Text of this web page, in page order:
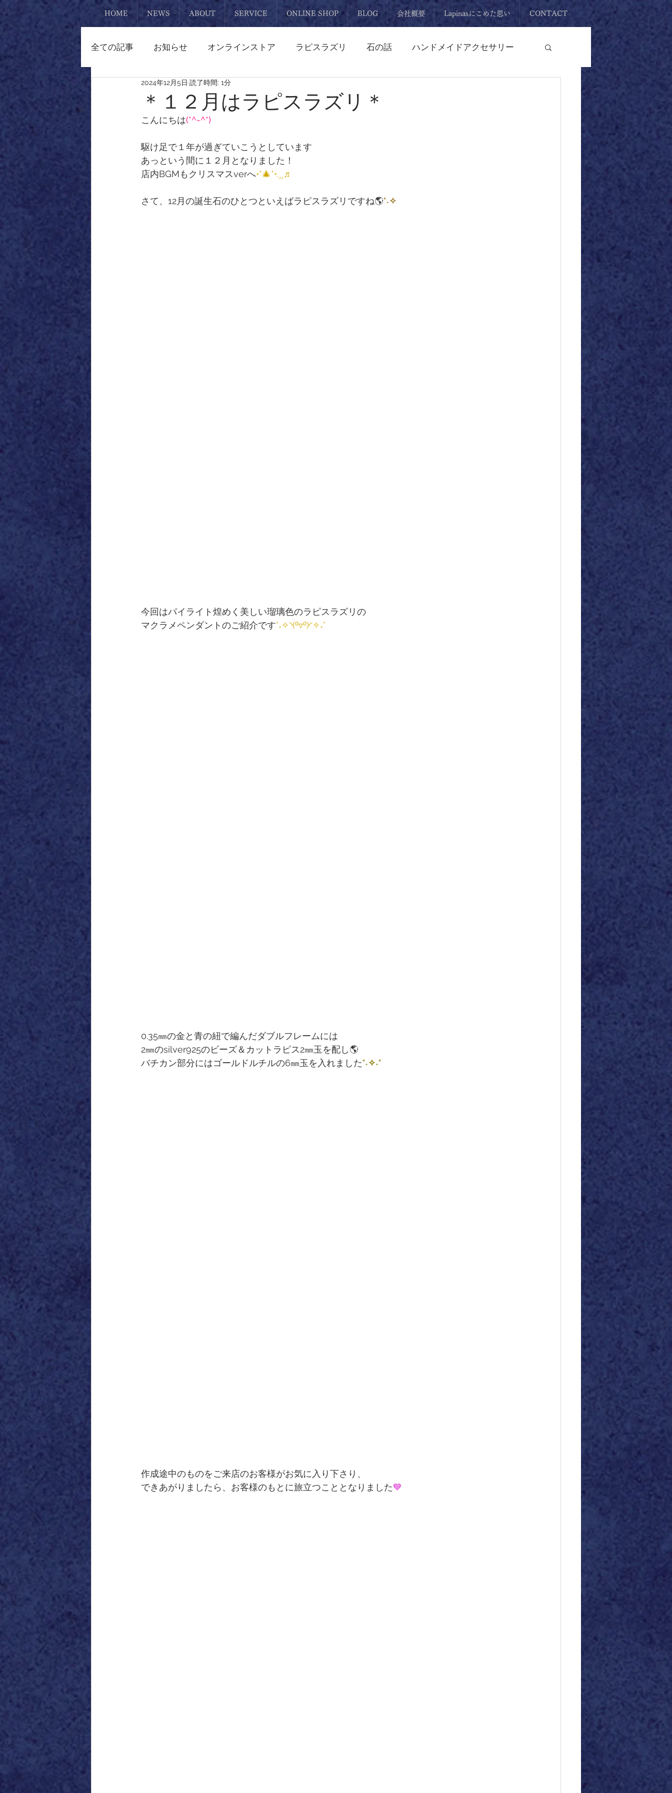
HOME NEWS ABOUT SERVICE ONLINE SHOP BLOG 会社概要 Lapinasにこめた思い CONTACT
全ての記事 お知らせ オンラインストア ラピスラズリ 石の話 ハンドメイドアクセサリー
リメイク ブレスレット
マクラメアクセサリー
置物 勾玉 丸玉 スフィア
スタッフ日記
＊１２月はラピスラズリ＊
2024年12月5日 読了時間: 1分
こんにちは(*^-^*)
駆け足で１年が過ぎていこうとしています
あっという間に１２月となりました！
店内BGMもクリスマスverへ•*🎄*•.¸¸♬︎
さて、12月の誕生石のひとつといえばラピスラズリですね🌎°˖✧
今回はパイライト煌めく美しい瑠璃色のラピスラズリの
マクラメペンダントのご紹介です°˖✧◝(⁰▿⁰)◜✧˖°
0.35㎜の金と青の紐で編んだダブルフレームには
2㎜のsilver925のビーズ＆カットラピス2㎜玉を配し🌎
バチカン部分にはゴールドルチルの6㎜玉を入れました°˖✧˖°
作成途中のものをご来店のお客様がお気に入り下さり、
できあがりましたら、お客様のもとに旅立つこととなりました💙